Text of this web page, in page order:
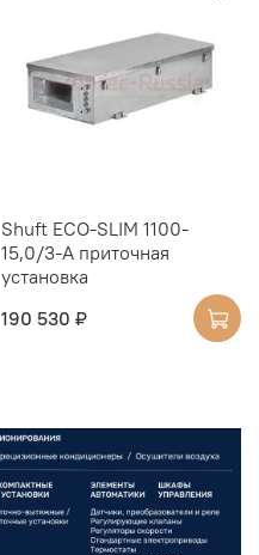
Shuft ECO-SLIM 1100-
15,0/3-А приточная
установка
190 530 ₽